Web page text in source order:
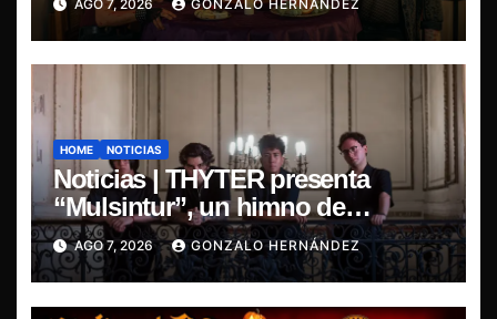
AGO 7, 2026 GONZALO HERNÁNDEZ
HOME NOTICIAS
Noticias | THYTER presenta
“Mulsintur”, un himno de
heavy/power metal inspirado en
Tomás Paniri
AGO 7, 2026 GONZALO HERNÁNDEZ